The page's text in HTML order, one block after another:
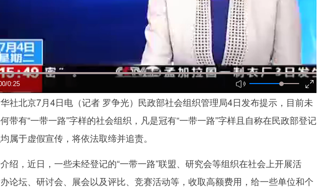
北京7月4日电（记者 罗争光）民政部社会组织管理局4日发布提示，目前未
带有“一带一路”字样的社会组织，凡是冠有“一带一路”字样且自称在民政部登记
属于虚假宣传，将依法取缔并追责。
，近日，一些未经登记的“一带一路”联盟、研究会等组织在社会上开展活
论坛、研讨会、展会以及评比、竞赛活动等，收取高额费用，给一些单位和个